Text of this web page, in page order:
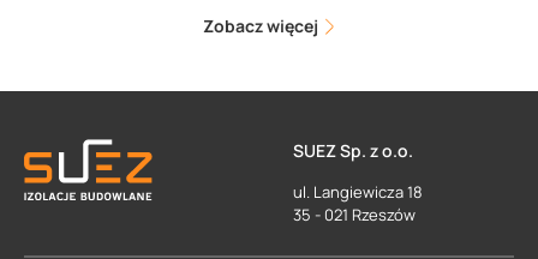
Zobacz więcej
SUEZ Sp. z o.o.
ul. Langiewicza 18
35 - 021 Rzeszów